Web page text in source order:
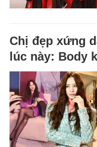
Chị đẹp xứng
lúc này: Body